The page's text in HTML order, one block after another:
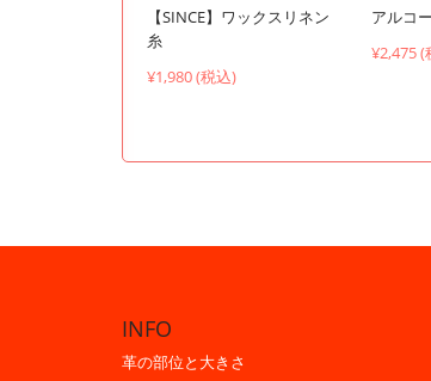
【SINCE】ワックスリネン
糸
¥1,980 (税込)
アルコ
¥2,475 (
INFO
革の部位と大きさ